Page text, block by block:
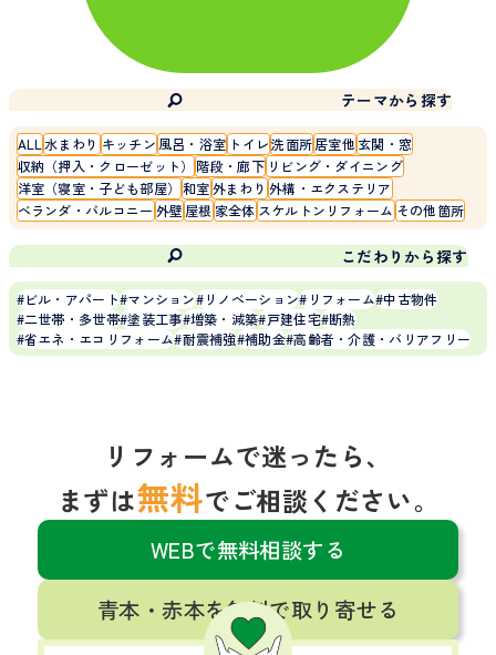
テーマから探す
ALL水まわり キッチン風呂・浴室 トイレ洗面所居室他玄関・窓
収納（押入・クローゼット）階段・廊下リビング・ダイニング
洋室（寝室・子ども部屋）和室外まわり 外構・エクステリア
ベランダ・バルコニー 外壁屋根 家全体 スケルトンリフォーム その他箇所
こだわりから探す
ビル・アパート マンション リノベーション リフォーム 中古物件
二世帯・多世帯 塗装工事 増築・減築 戸建住宅 断熱
省エネ・エコリフォーム 耐震補強 補助金 高齢者・介護・バリアフリー
リフォームで迷ったら、
まずは無料でご相談ください。
WEBで無料相談する
青本・赤本を無料で取り寄せる